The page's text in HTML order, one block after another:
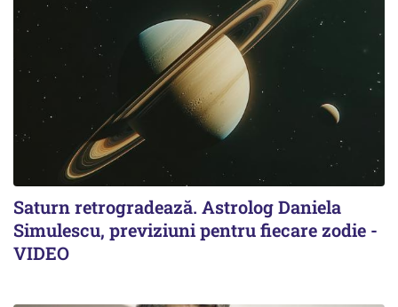
Saturn retrogradează. Astrolog Daniela
Simulescu, previziuni pentru fiecare zodie -
VIDEO